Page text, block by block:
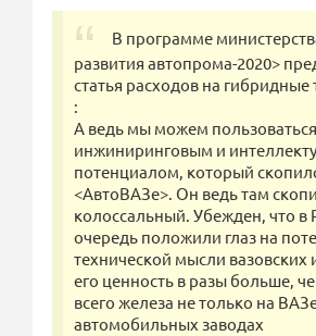
В программе
развития автопрома-2020>
статья расходов на гибридные
:
А ведь мы можем пользоваться
инжиниринговым и
потенциалом, который
<АвтоВАЗе>. Он ведь там
колоссальный. Убежден, что в
очередь положили глаз на
технической мысли
его ценность в разы больше,
всего железа не только на
автомобильных заводах